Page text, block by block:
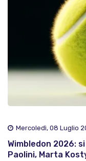
Mercoledì, 08 Luglio
Wimbledon 2026:
Paolini, Marta